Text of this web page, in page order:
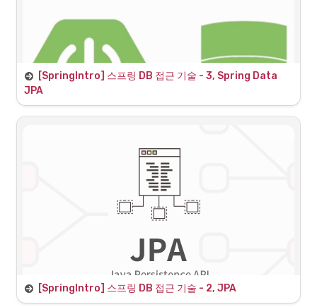
AOP 사용해보기 (Aspect Oriented
Programming)
JpaRepository 인터페이스
가 있으며 개발자는 단순하게 Repository에 JpaRepository 인터페이
스를 상속받아서 기능을 이용 할 수 있다.
따라서 일반적으로 사용되는 메소드들을 대부분 중복 제거하여 사용 할
수 있어 간편하게 데이터베이스와 맵핑 할 수 있어 생산성이 높아진다.
[SpringIntro] 스프링 DB 접근 기술 - 3, Spring Data
JPA
[SpringIntro] 스프링 DB 접근 기술 - 2, JPA